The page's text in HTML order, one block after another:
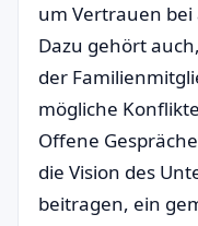
um Vertrauen
Dazu gehört
der
mögliche
Offene
die Vision des
beitragen, ein